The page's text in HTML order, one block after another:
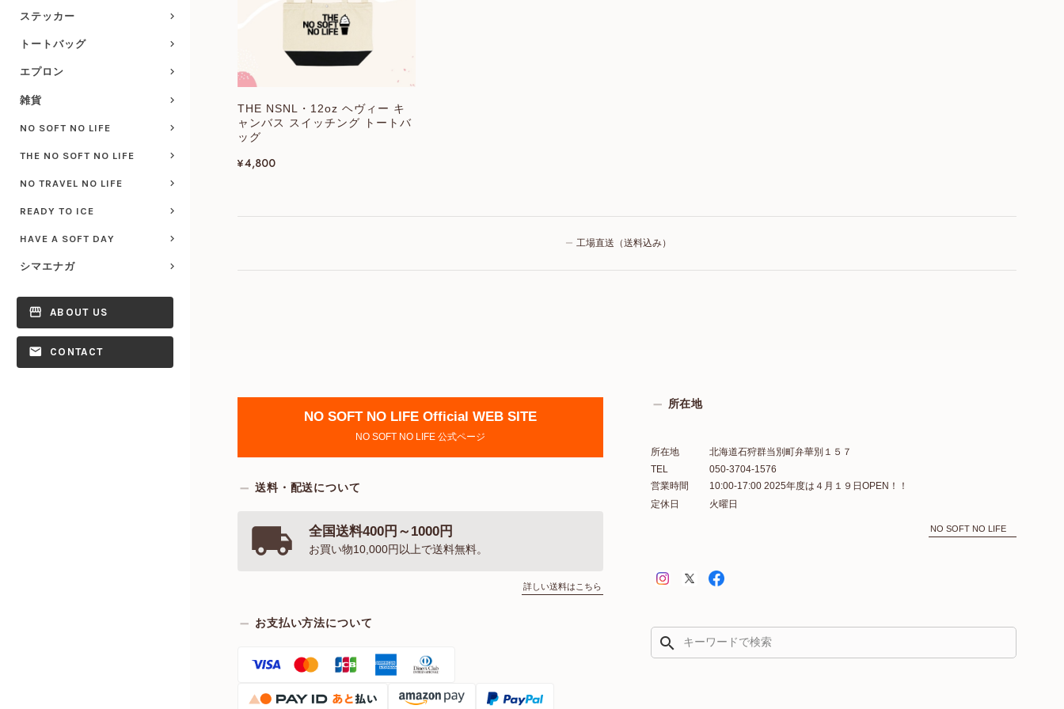
ステッカー
トートバッグ
エプロン
雑貨
NO SOFT NO LIFE
THE NO SOFT NO LIFE
NO TRAVEL NO LIFE
READY TO ICE
HAVE A SOFT DAY
シマエナガ
ABOUT US
CONTACT
THE NSNL・12oz ヘヴィー キ
ャンバス スイッチング トートバ
ッグ
¥4,800
工場直送（送料込み）
NO SOFT NO LIFE Official WEB SITE
NO SOFT NO LIFE 公式ページ
送料・配送について
全国送料400円～1000円
お買い物10,000円以上で送料無料。
詳しい送料はこちら
お支払い方法について
所在地
所在地
北海道石狩群当別町弁華別１５７
TEL
050-3704-1576
営業時間
10:00-17:00 2025年度は４月１９日OPEN！！
定休日
火曜日
NO SOFT NO LIFE
search